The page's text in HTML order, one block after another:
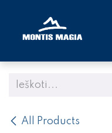
All Products